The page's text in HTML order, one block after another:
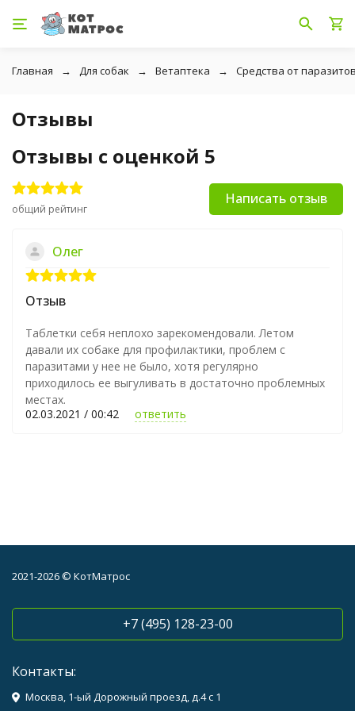
Главная Для собак Ветаптека Средства от
Отзывы
Отзывы с оценкой 5
общий рейтинг
Написать отзыв
Олег
Отзыв
Таблетки себя неплохо зарекомендовали. Летом
давали их собаке для профилактики, проблем с
паразитами у нее не было, хотя регулярно
приходилось ее выгуливать в достаточно проблемных
местах.
02.03.2021 / 00:42
ответить
2021-2026 © КотМатрос
+7 (495) 128-23-00
Контакты:
Москва, 1-ый Дорожный проезд, д.4 с 1